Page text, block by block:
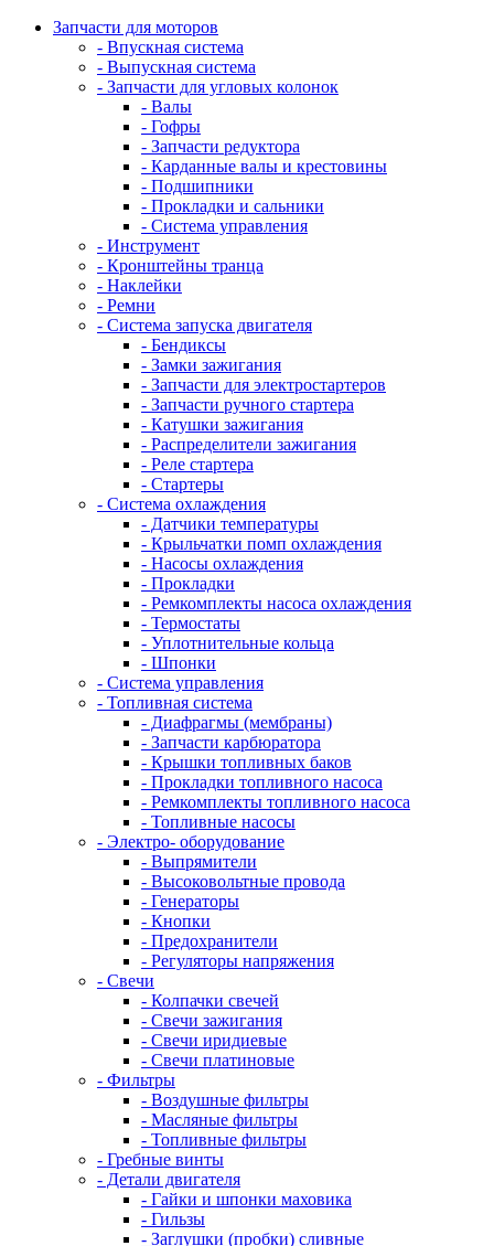
Запчасти для моторов
- Впускная система
- Выпускная система
- Запчасти для угловых колонок
- Валы
- Гофры
- Запчасти редуктора
- Карданные валы и крестовины
- Подшипники
- Прокладки и сальники
- Система управления
- Инструмент
- Кронштейны транца
- Наклейки
- Ремни
- Система запуска двигателя
- Бендиксы
- Замки зажигания
- Запчасти для электростартеров
- Запчасти ручного стартера
- Катушки зажигания
- Распределители зажигания
- Реле стартера
- Стартеры
- Система охлаждения
- Датчики температуры
- Крыльчатки помп охлаждения
- Насосы охлаждения
- Прокладки
- Ремкомплекты насоса охлаждения
- Термостаты
- Уплотнительные кольца
- Шпонки
- Система управления
- Топливная система
- Диафрагмы (мембраны)
- Запчасти карбюратора
- Крышки топливных баков
- Прокладки топливного насоса
- Ремкомплекты топливного насоса
- Топливные насосы
- Электро- оборудование
- Выпрямители
- Высоковольтные провода
- Генераторы
- Кнопки
- Предохранители
- Регуляторы напряжения
- Свечи
- Колпачки свечей
- Свечи зажигания
- Свечи иридиевые
- Свечи платиновые
- Фильтры
- Воздушные фильтры
- Масляные фильтры
- Топливные фильтры
- Гребные винты
- Детали двигателя
- Гайки и шпонки маховика
- Гильзы
- Заглушки (пробки) сливные